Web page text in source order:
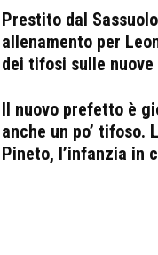
Prestito dal
allenamento per
dei tifosi sulle nuove
Il nuovo prefetto è
anche un po’ tifoso.
Pineto, l’infanzia in